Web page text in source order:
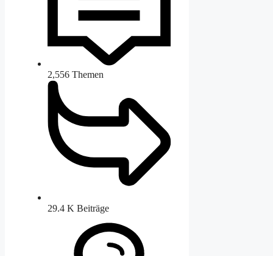
2,556 Themen
29.4 K Beiträge